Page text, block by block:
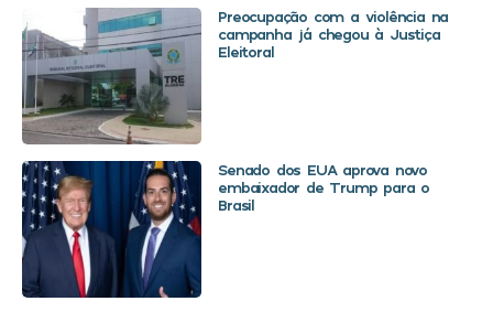
Preocupação com a violência na
campanha já chegou à Justiça
Eleitoral
Senado dos EUA aprova novo
embaixador de Trump para o
Brasil